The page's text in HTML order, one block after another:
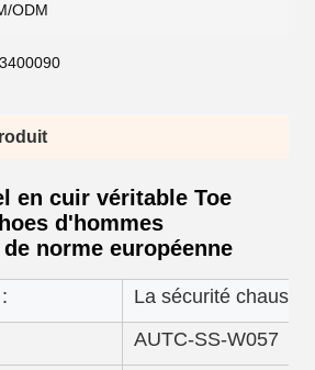
ODM
en cuir véritable Toe
d'hommes
norme européenne
La sécurité chausse
AUTC-SS-W057